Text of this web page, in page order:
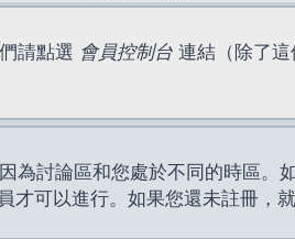
請點選 會員控制台 連結（除了
討論區和您處於不同的時區
可以進行。如果您還未註冊，